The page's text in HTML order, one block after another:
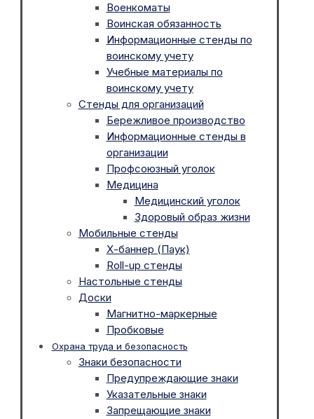
Военкоматы
Воинская обязанность
Информационные стенды по
воинскому учету
Учебные материалы по
воинскому учету
Стенды для организаций
Бережливое производство
Информационные стенды в
организации
Профсоюзный уголок
Медицина
Медицинский уголок
Здоровый образ жизни
Мобильные стенды
Х-баннер (Паук)
Roll-up стенды
Настольные стенды
Доски
Магнитно-маркерные
Пробковые
Охрана труда и безопасность
Знаки безопасности
Предупреждающие знаки
Указательные знаки
Запрещающие знаки